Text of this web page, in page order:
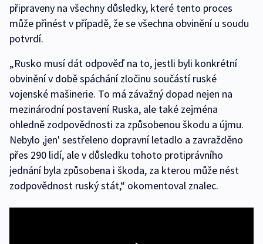
připraveny na všechny důsledky, které tento proces
může přinést v případě, že se všechna obvinění u soudu
potvrdí.
„Rusko musí dát odpověď na to, jestli byli konkrétní
obvinění v době spáchání zločinu součástí ruské
vojenské mašinerie. To má závažný dopad nejen na
mezinárodní postavení Ruska, ale také zejména
ohledně zodpovědnosti za způsobenou škodu a újmu.
Nebylo ,jen' sestřeleno dopravní letadlo a zavražděno
přes 290 lidí, ale v důsledku tohoto protiprávního
jednání byla způsobena i škoda, za kterou může nést
zodpovědnost ruský stát,“ okomentoval znalec.